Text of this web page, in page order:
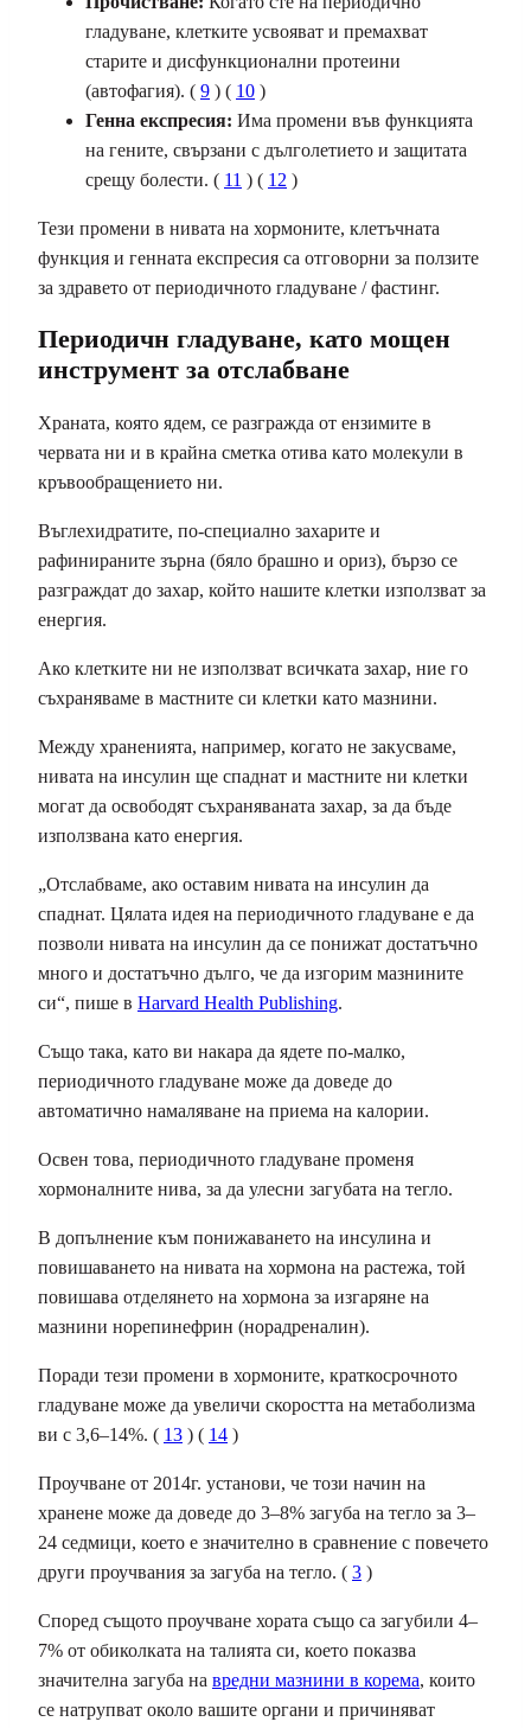
гладуване, клетките усвояват и премахват
старите и дисфункционални протеини
(автофагия). ( 9 ) ( 10 )
Генна експресия: Има промени във функцията
на гените, свързани с дълголетието и защитата
срещу болести. ( 11 ) ( 12 )
Тези промени в нивата на хормоните, клетъчната
функция и генната експресия са отговорни за ползите
за здравето от периодичното гладуване / фастинг.
Периодичн гладуване, като мощен
инструмент за отслабване
Храната, която ядем, се разгражда от ензимите в
червата ни и в крайна сметка отива като молекули в
кръвообращението ни.
Въглехидратите, по-специално захарите и
рафинираните зърна (бяло брашно и ориз), бързо се
разграждат до захар, който нашите клетки използват за
енергия.
Ако клетките ни не използват всичката захар, ние го
съхраняваме в мастните си клетки като мазнини.
Между храненията, например, когато не закусваме,
нивата на инсулин ще спаднат и мастните ни клетки
могат да освободят съхраняваната захар, за да бъде
използвана като енергия.
„Отслабваме, ако оставим нивата на инсулин да
спаднат. Цялата идея на периодичното гладуване е да
позволи нивата на инсулин да се понижат достатъчно
много и достатъчно дълго, че да изгорим мазнините
си“, пише в Harvard Health Publishing.
Също така, като ви накара да ядете по-малко,
периодичното гладуване може да доведе до
автоматично намаляване на приема на калории.
Освен това, периодичното гладуване променя
хормоналните нива, за да улесни загубата на тегло.
В допълнение към понижаването на инсулина и
повишаването на нивата на хормона на растежа, той
повишава отделянето на хормона за изгаряне на
мазнини норепинефрин (норадреналин).
Поради тези промени в хормоните, краткосрочното
гладуване може да увеличи скоростта на метаболизма
ви с 3,6–14%. ( 13 ) ( 14 )
Проучване от 2014г. установи, че този начин на
хранене може да доведе до 3–8% загуба на тегло за 3–
24 седмици, което е значително в сравнение с повечето
други проучвания за загуба на тегло. ( 3 )
Според същото проучване хората също са загубили 4–
7% от обиколката на талията си, което показва
значителна загуба на вредни мазнини в корема, които
се натрупват около вашите органи и причиняват